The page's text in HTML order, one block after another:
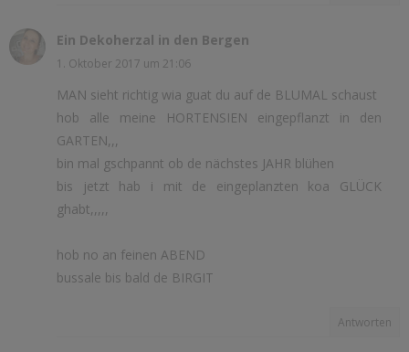
Ein Dekoherzal in den Bergen
1. Oktober 2017 um 21:06
MAN sieht richtig wia guat du auf de BLUMAL schaust
hob alle meine HORTENSIEN eingepflanzt in den
GARTEN,,,
bin mal gschpannt ob de nächstes JAHR blühen
bis jetzt hab i mit de eingeplanzten koa GLÜCK
ghabt,,,,,
hob no an feinen ABEND
bussale bis bald de BIRGIT
Antworten